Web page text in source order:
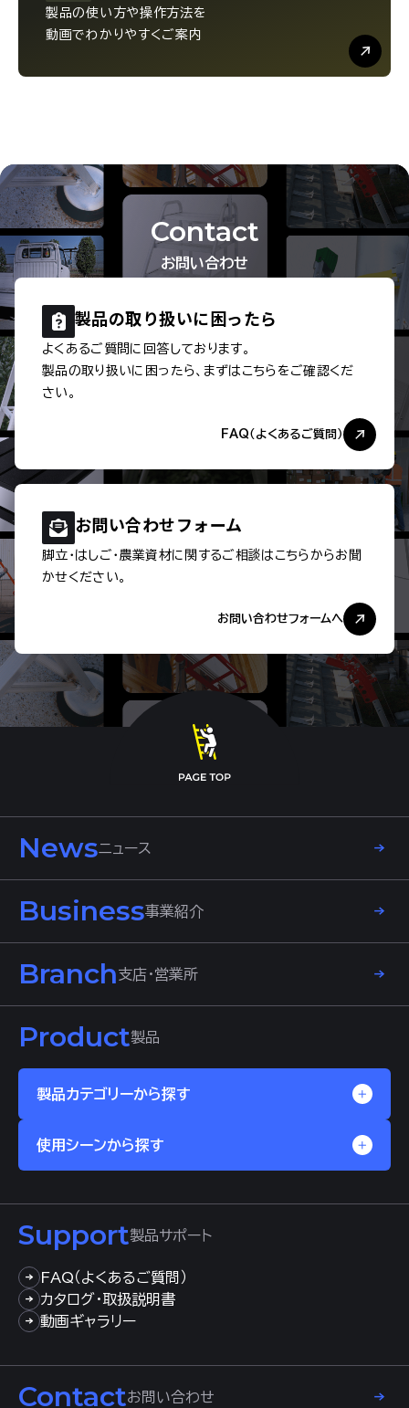
製品の使い方や操作方法を
動画でわかりやすくご案内
Contact
お問い合わせ
製品の取り扱いに困ったら
よくあるご質問に回答しております。
製品の取り扱いに困ったら、まずはこちらをご確認くだ
さい。
FAQ（よくあるご質問）
お問い合わせフォーム
脚立・はしご・農業資材に関するご相談は こちらからお聞
かせください。
お問い合わせフォームへ
Newsニュース
Business事業紹介
Branch支店・営業所
Product製品
製品カテゴリーから探す
使用シーンから探す
Support製品サポート
FAQ（よくあるご質問）
カタログ・取扱説明書
動画ギャラリー
Contactお問い合わせ